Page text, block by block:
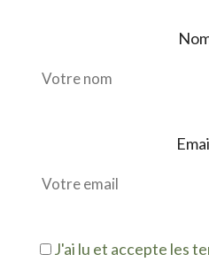
J'ai lu et accepte les